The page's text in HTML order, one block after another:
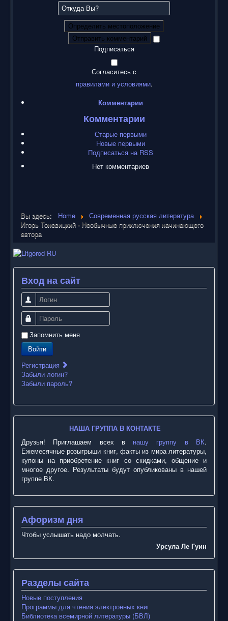
Определить местоположение
Отправить комментарий
Подписаться
Согласитесь с
правилами и условиями.
Комментарии
Комментарии
Старые первыми
Новые первыми
Подписаться на RSS
Нет комментариев
Вы здесь: Home
Современная русская литература
Игорь Тоневицкий - Необычные приключения начинающего
автора
Вход на сайт
Логин
Пароль
Запомнить меня
Войти
Регистрация
Забыли логин?
Забыли пароль?
НАША ГРУППА В КОНТАКТЕ
Друзья! Приглашаем всех в нашу группу в ВК.
Ежемесячные розыгрыши книг, факты из мира литературы,
купоны на приобретение книг со скидками, общение и
многое другое. Результаты будут опубликованы в нашей
группе ВК.
Афоризм дня
Чтобы услышать надо молчать.
Урсула Ле Гуин
Разделы сайта
Новые поступления
Программы для чтения электронных книг
Библиотека всемирной литературы (БВЛ)